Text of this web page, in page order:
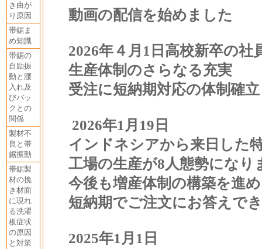
き曲が
り原因
帯鋸ま
め知識
帯鋸の
自励振
動と腰
入れ及
びバッ
クとの
関係
製材不
良と帯
鋸振動
帯鋸製
材の挽
き材面
に現れ
る洗濯
板症状
の原因
と対策
動画の配信を始めました
2026年４月1日高校新卒の社
生産体制のさらなる充実
受注に短納期対応の体制確立
2026年1月19日
インドネシアから来日した
工場の生産が8人態勢になり
今後も増産体制の構築を進
短納期でご注文にお答えで
2025年1月1日